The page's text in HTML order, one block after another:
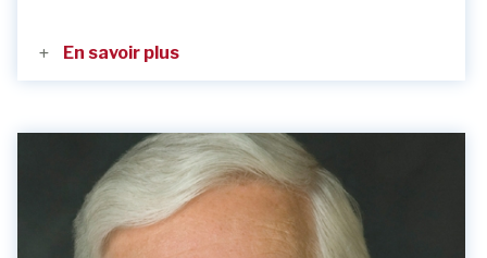
En savoir plus